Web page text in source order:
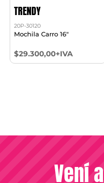
TRENDY
20P-30120
Mochila Carro 16"
$29.300,00+IVA
Vení